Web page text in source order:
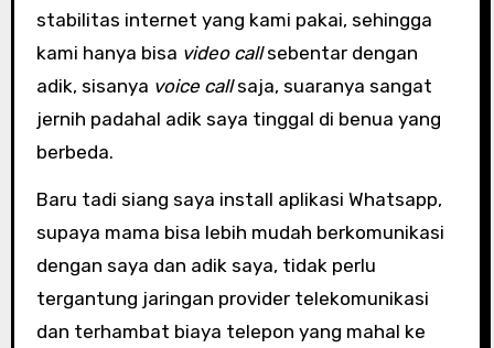
stabilitas internet yang kami pakai, sehingga
kami hanya bisa video callsebentar dengan
adik, sisanya voice callsaja, suaranya sangat
jernih padahal adik saya tinggal di benua yang
berbeda.
Baru tadi siang saya install aplikasi Whatsapp,
supaya mama bisa lebih mudah berkomunikasi
dengan saya dan adik saya, tidak perlu
tergantung jaringan provider telekomunikasi
dan terhambat biaya telepon yang mahal ke